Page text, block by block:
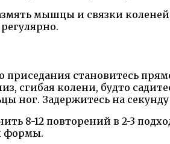
мышцы и связки
приседания становитесь
сгибая колени, будто
ног. Задержитесь на
8-12 повторений в 2-3
формы.